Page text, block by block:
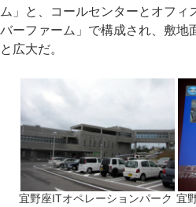
ム」と、コールセンターとオフィ
バーファーム」で構成され、敷地
と広大だ。
宜野座ITオペレーションパーク 宜